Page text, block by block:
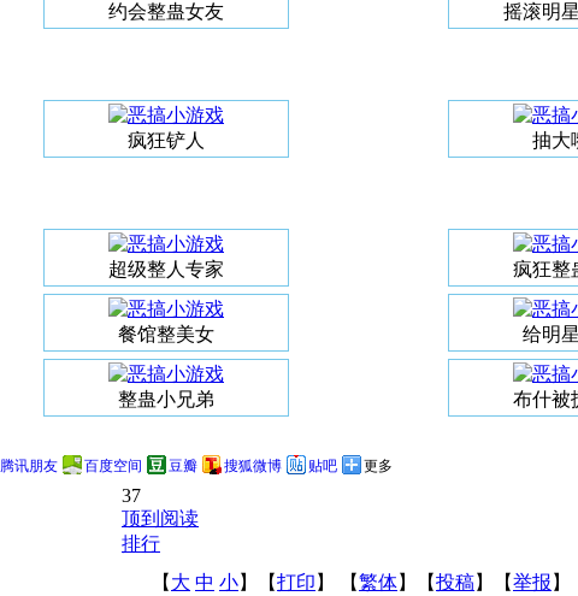
约会整蛊女友 摇滚明
疯狂铲人 抽大
超级整人专家 疯狂整
餐馆整美女 给明
整蛊小兄弟 布什被
腾讯朋友 百度空间 豆瓣 搜狐微博 贴吧 更多
37
顶到阅读
排行
【 大 中 小】【打印 】 【繁体】【投稿】【举报 】